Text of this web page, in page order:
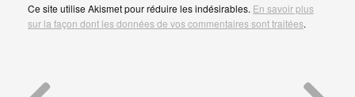
Ce site utilise Akismet pour réduire les indésirables. En savoir plus
sur la façon dont les données de vos commentaires sont traitées.